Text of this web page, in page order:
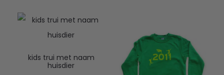
kids trui met naam
huisdier